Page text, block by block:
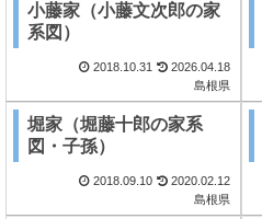
小藤家（小藤文次郎の家
系図）
2018.10.31
2026.04.18
島根県
堀家（堀藤十郎の家系
図・子孫）
2018.09.10
2020.02.12
島根県